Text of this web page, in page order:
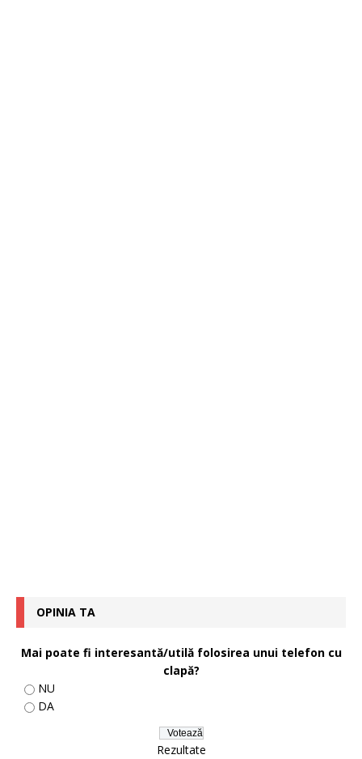
OPINIA TA
Mai poate fi interesantă/utilă folosirea unui telefon cu
clapă?
NU
DA
Rezultate